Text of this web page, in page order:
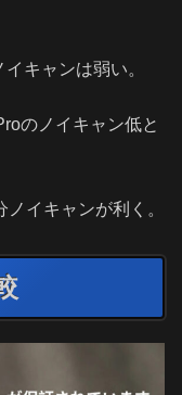
キャンは弱い。
のノイキャン低と
イキャンが利く。